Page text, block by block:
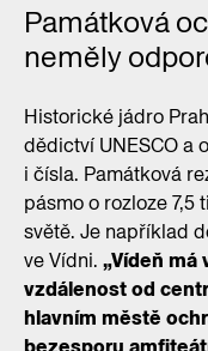
Památková
neměly
Historické jádro
dědictví UNESCO a
i čísla. Památková
pásmo o rozloze
světě. Je například
ve Vídni. „Vídeň
vzdálenost od
hlavním městě